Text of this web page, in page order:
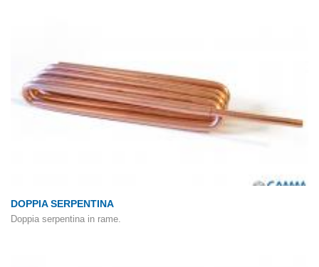
DOPPIA SERPENTINA
Doppia serpentina in rame.